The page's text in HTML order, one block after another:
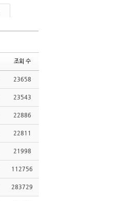
조회 수
23658
23543
22886
22811
21998
112756
283729